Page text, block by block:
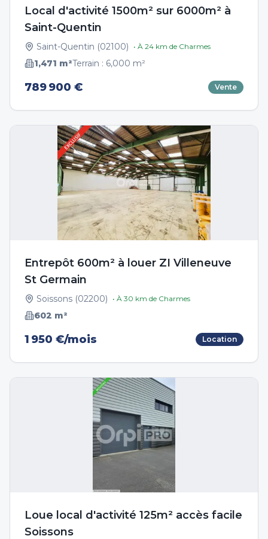
Local d'activité 1500m² sur 6000m² à
Saint-Quentin
Saint-Quentin (02100) • À 24 km de Charmes
1,471 m²Terrain : 6,000 m²
789 900 € Vente
Entrepôt 600m² à louer ZI Villeneuve
St Germain
Soissons (02200) • À 30 km de Charmes
602 m²
1 950 €/mois Location
Loue local d'activité 125m² accès facile
Soissons